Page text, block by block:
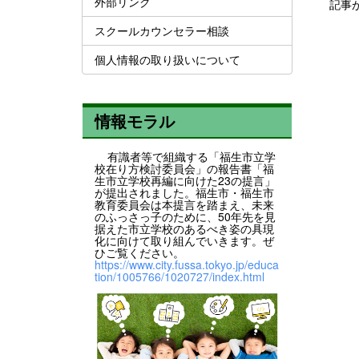
記事
スクールカウンセラー相談
個人情報の取り扱いについて
情報モラル
有識者等で組織する「福生市立学
校在り方検討委員会」の報告書「福
生市立学校再編に向けた23の提言」
が提出されました。福生市・福生市
教育委員会は本提言を踏まえ、未来
のふっさっ子のために、50年先を見
据えた市立学校のあるべき姿の具現
化に向けて取り組んでいきます。ぜ
ひご覧ください。
https://www.city.fussa.tokyo.jp/educa
tion/1005766/1020727/index.html